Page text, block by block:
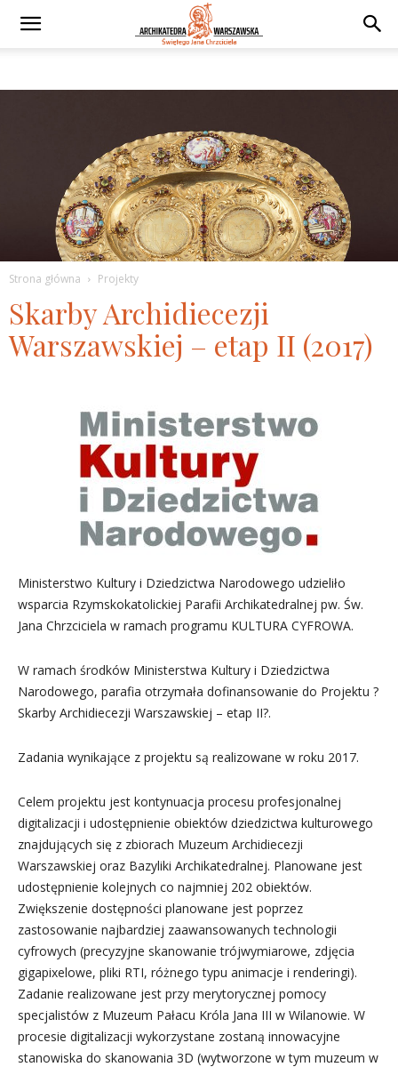
Strona główna Projekty
Skarby Archidiecezji
Warszawskiej – etap II (2017)
Ministerstwo Kultury i Dziedzictwa Narodowego udzieliło
wsparcia Rzymskokatolickiej Parafii Archikatedralnej pw. Św.
Jana Chrzciciela w ramach programu KULTURA CYFROWA.
W ramach środków Ministerstwa Kultury i Dziedzictwa
Narodowego, parafia otrzymała dofinansowanie do Projektu ?
Skarby Archidiecezji Warszawskiej – etap II?.
Zadania wynikające z projektu są realizowane w roku 2017.
Celem projektu jest kontynuacja procesu profesjonalnej
digitalizacji i udostępnienie obiektów dziedzictwa kulturowego
znajdujących się z zbiorach Muzeum Archidiecezji
Warszawskiej oraz Bazyliki Archikatedralnej. Planowane jest
udostępnienie kolejnych co najmniej 202 obiektów.
Zwiększenie dostępności planowane jest poprzez
zastosowanie najbardziej zaawansowanych technologii
cyfrowych (precyzyjne skanowanie trójwymiarowe, zdjęcia
gigapixelowe, pliki RTI, różnego typu animacje i renderingi).
Zadanie realizowane jest przy merytorycznej pomocy
specjalistów z Muzeum Pałacu Króla Jana III w Wilanowie. W
procesie digitalizacji wykorzystane zostaną innowacyjne
stanowiska do skanowania 3D (wytworzone w tym muzeum w